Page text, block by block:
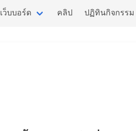
เว็บบอร์ด คลิป ปฏิทินกิจกรรม